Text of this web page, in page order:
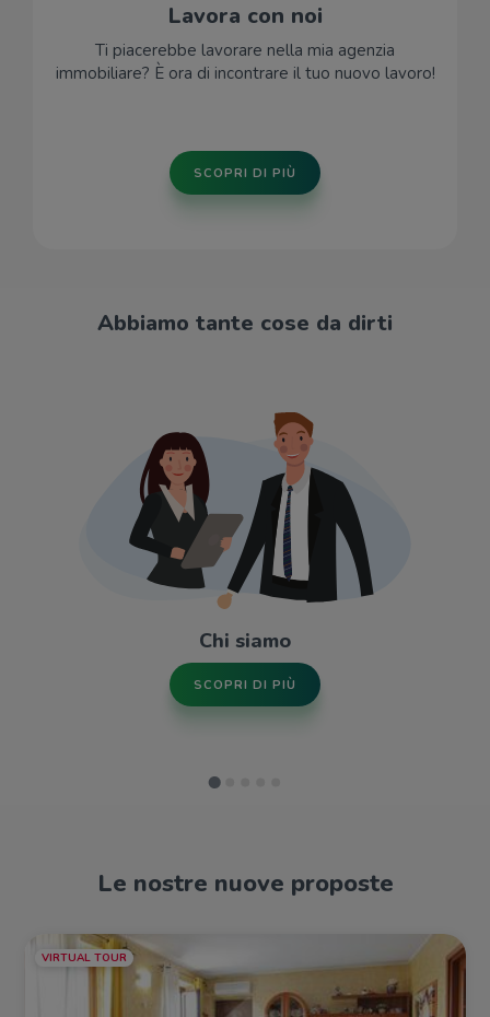
Lavora con noi
Ti piacerebbe lavorare nella mia agenzia
immobiliare? È ora di incontrare il tuo nuovo lavoro!
SCOPRI DI PIÙ
Abbiamo tante cose da dirti
Chi siamo
SCOPRI DI PIÙ
Le nostre nuove proposte
VIRTUAL TOUR